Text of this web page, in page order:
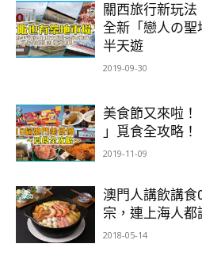
關西旅行新玩法
全新「戀人の聖
半天遊
2019-09-30
美食節又來啦
」覓食全攻略！
2019-11-09
澳門人講飲講
宗，連上海人都
2018-05-14